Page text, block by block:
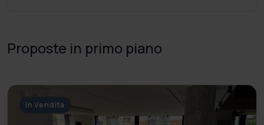
Proposte in primo piano
In Vendita